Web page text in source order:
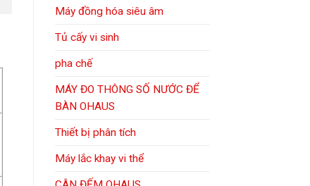
Máy đồng hóa siêu âm
Tủ cấy vi sinh
pha chế
MÁY ĐO THÔNG SỐ NƯỚC ĐỂ
BÀN OHAUS
Thiết bị phân tích
Máy lắc khay vi thể